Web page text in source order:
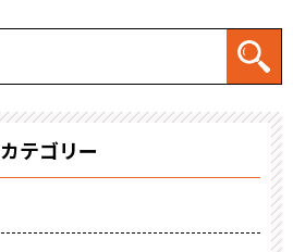
カテゴリー